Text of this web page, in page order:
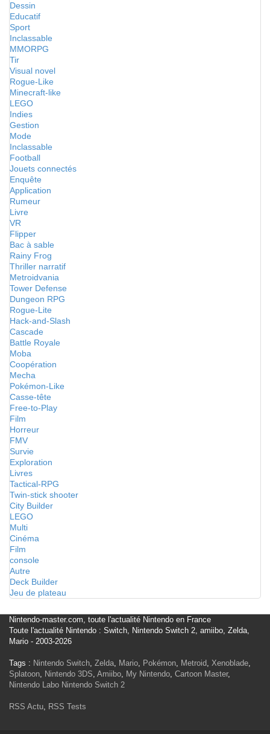
Dessin
Educatif
Sport
Inclassable
MMORPG
Tir
Visual novel
Rogue-Like
Minecraft-like
LEGO
Indies
Gestion
Mode
Inclassable
Football
Jouets connectés
Enquête
Application
Rumeur
Livre
VR
Flipper
Bac à sable
Rainy Frog
Thriller narratif
Metroidvania
Tower Defense
Dungeon RPG
Rogue-Lite
Hack-and-Slash
Cascade
Battle Royale
Moba
Coopération
Mecha
Pokémon-Like
Casse-tête
Free-to-Play
Film
Horreur
FMV
Survie
Exploration
Livres
Tactical-RPG
Twin-stick shooter
City Builder
LEGO
Multi
Cinéma
Film
console
Autre
Deck Builder
Jeu de plateau
Nintendo-master.com, toute l'actualité Nintendo en France
Toute l'actualité Nintendo : Switch, Nintendo Switch 2, amiibo, Zelda,
Mario - 2003-2026
Tags : Nintendo Switch, Zelda, Mario, Pokémon, Metroid, Xenoblade,
Splatoon, Nintendo 3DS, Amiibo, My Nintendo, Cartoon Master,
Nintendo Labo Nintendo Switch 2
RSS Actu, RSS Tests